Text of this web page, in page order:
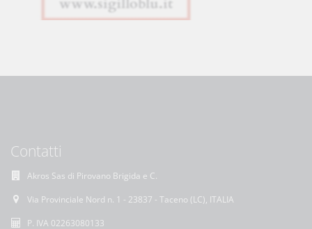
Contatti
Akros Sas di Pirovano Brigida e C.
Via Provinciale Nord n. 1 - 23837 - Taceno (LC), ITALIA
P. IVA 02263080133